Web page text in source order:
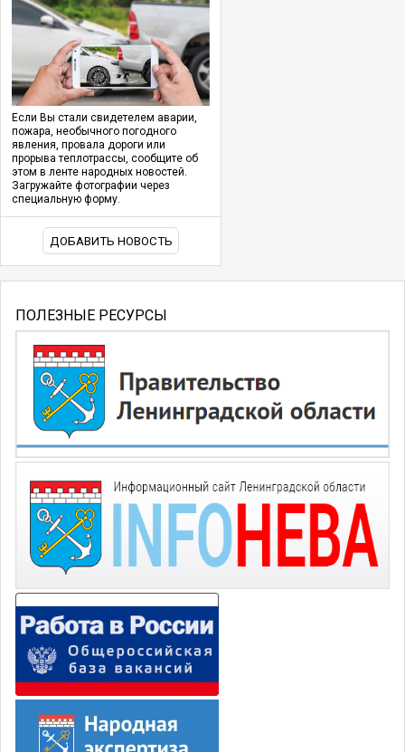
Если Вы стали свидетелем аварии,
пожара, необычного погодного
явления, провала дороги или
прорыва теплотрассы, сообщите об
этом в ленте народных новостей.
Загружайте фотографии через
специальную форму.
ДОБАВИТЬ НОВОСТЬ
ПОЛЕЗНЫЕ РЕСУРСЫ